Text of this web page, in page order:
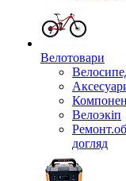
Велотовари
Велоэкіп
догляд